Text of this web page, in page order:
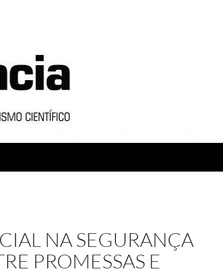
NA SEGURANÇA
PROMESSAS E